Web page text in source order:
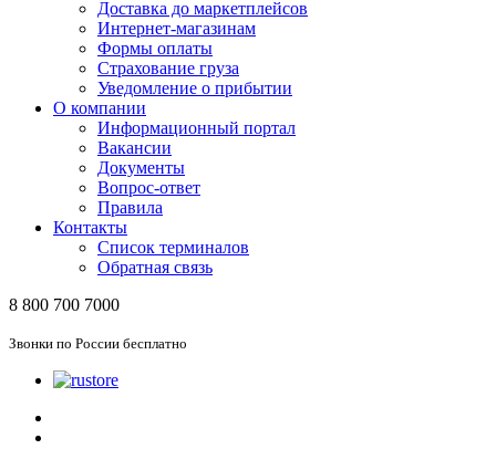
Доставка до маркетплейсов
Интернет-магазинам
Формы оплаты
Страхование груза
Уведомление о прибытии
О компании
Информационный портал
Вакансии
Документы
Вопрос-ответ
Правила
Контакты
Список терминалов
Обратная связь
8 800 700 7000
Звонки по России бесплатно